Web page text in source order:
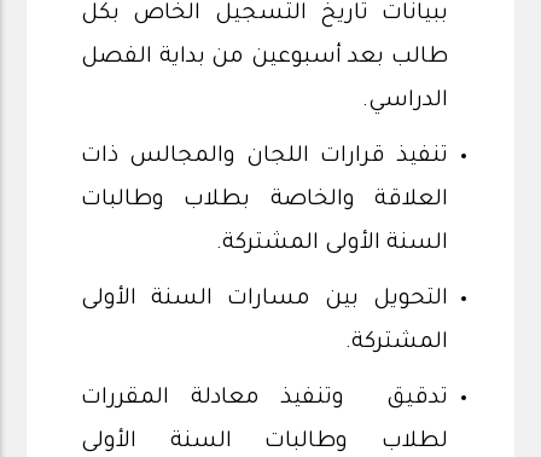
ببيانات تاريخ التسجيل الخاص بكل
طالب بعد أسبوعين من بداية الفصل
الدراسي.
تنفيذ قرارات اللجان والمجالس ذات
العلاقة والخاصة بطلاب وطالبات
السنة الأولى المشتركة.
التحويل بين مسارات السنة الأولى
المشتركة.
تدقيق وتنفيذ معادلة المقررات
لطلاب وطالبات السنة الأولى